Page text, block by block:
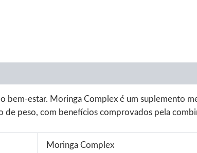
bem-estar. Moringa Complex é um suplemento
peso, com benefícios comprovados pela
Moringa Complex